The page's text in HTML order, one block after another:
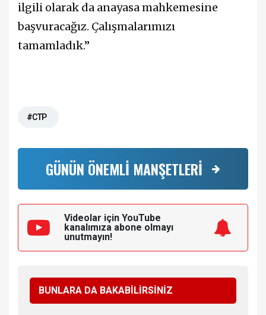
ilgili olarak da anayasa mahkemesine
başvuracağız. Çalışmalarımızı
tamamladık.”
#CTP
GÜNÜN ÖNEMLİ MANŞETLERİ
Videolar için YouTube
kanalımıza abone olmayı
unutmayın!
BUNLARA DA BAKABİLİRSİNİZ